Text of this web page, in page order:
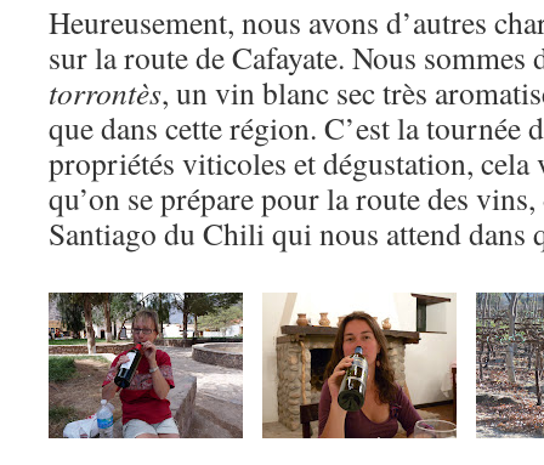
Heureusement, nous avons d’autres
sur la route de Cafayate. Nous sommes
torrontès, un vin blanc sec très
que dans cette région. C’est la tournée
propriétés viticoles et dégustation,
qu’on se prépare pour la route des
Santiago du Chili qui nous attend dans